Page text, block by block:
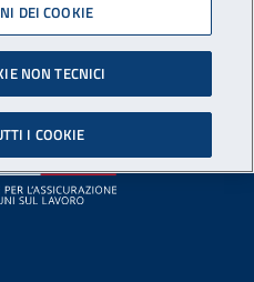
DEI COOKIE
NON TECNICI
I COOKIE